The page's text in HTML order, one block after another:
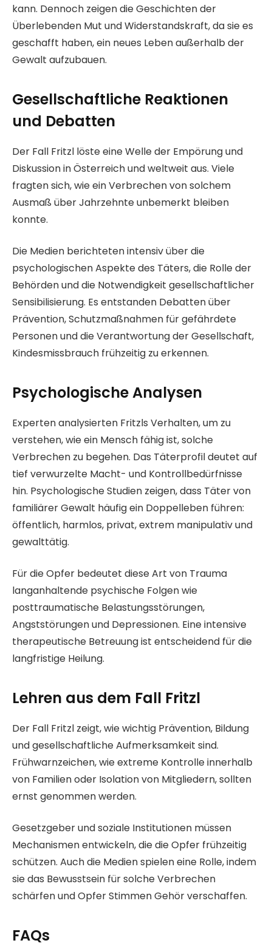
kann. Dennoch zeigen die Geschichten der
Überlebenden Mut und Widerstandskraft, da sie es
geschafft haben, ein neues Leben außerhalb der
Gewalt aufzubauen.
Gesellschaftliche Reaktionen
und Debatten
Der Fall Fritzl löste eine Welle der Empörung und
Diskussion in Österreich und weltweit aus. Viele
fragten sich, wie ein Verbrechen von solchem
Ausmaß über Jahrzehnte unbemerkt bleiben
konnte.
Die Medien berichteten intensiv über die
psychologischen Aspekte des Täters, die Rolle der
Behörden und die Notwendigkeit gesellschaftlicher
Sensibilisierung. Es entstanden Debatten über
Prävention, Schutzmaßnahmen für gefährdete
Personen und die Verantwortung der Gesellschaft,
Kindesmissbrauch frühzeitig zu erkennen.
Psychologische Analysen
Experten analysierten Fritzls Verhalten, um zu
verstehen, wie ein Mensch fähig ist, solche
Verbrechen zu begehen. Das Täterprofil deutet auf
tief verwurzelte Macht- und Kontrollbedürfnisse
hin. Psychologische Studien zeigen, dass Täter von
familiärer Gewalt häufig ein Doppelleben führen:
öffentlich, harmlos, privat, extrem manipulativ und
gewalttätig.
Für die Opfer bedeutet diese Art von Trauma
langanhaltende psychische Folgen wie
posttraumatische Belastungsstörungen,
Angststörungen und Depressionen. Eine intensive
therapeutische Betreuung ist entscheidend für die
langfristige Heilung.
Lehren aus dem Fall Fritzl
Der Fall Fritzl zeigt, wie wichtig Prävention, Bildung
und gesellschaftliche Aufmerksamkeit sind.
Frühwarnzeichen, wie extreme Kontrolle innerhalb
von Familien oder Isolation von Mitgliedern, sollten
ernst genommen werden.
Gesetzgeber und soziale Institutionen müssen
Mechanismen entwickeln, die die Opfer frühzeitig
schützen. Auch die Medien spielen eine Rolle, indem
sie das Bewusstsein für solche Verbrechen
schärfen und Opfer Stimmen Gehör verschaffen.
FAQs